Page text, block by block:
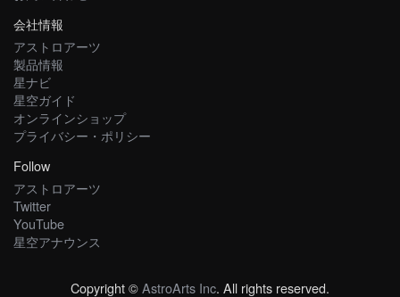
会社情報
アストロアーツ
製品情報
星ナビ
星空ガイド
オンラインショップ
プライバシー・ポリシー
Follow
アストロアーツ
Twitter
YouTube
星空アナウンス
Copyright ©AstroArts Inc. All rights reserved.